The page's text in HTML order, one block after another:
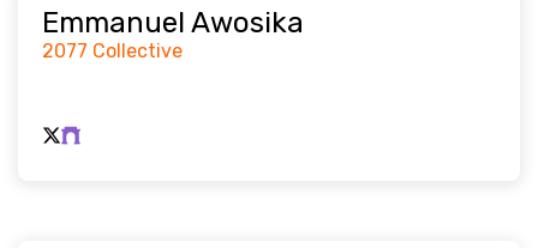
Emmanuel Awosika
2077 Collective